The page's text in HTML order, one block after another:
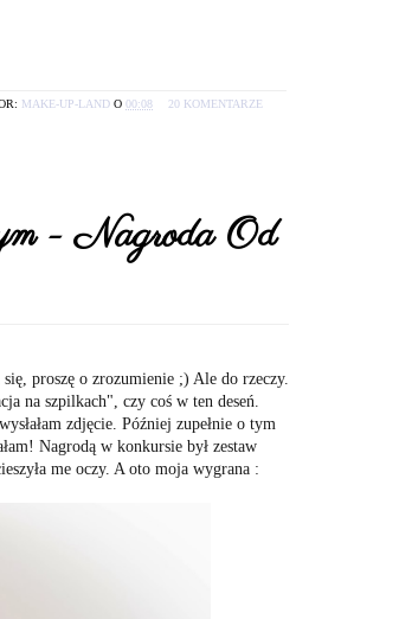
MAKE-UP-LAND O 00:08 20 KOMENTARZE
- Nagroda Od
proszę o zrozumienie ;) Ale do rzeczy.
na szpilkach", czy coś w ten deseń.
zdjęcie. Później zupełnie o tym
Nagrodą w konkursie był zestaw
me oczy. A oto moja wygrana :